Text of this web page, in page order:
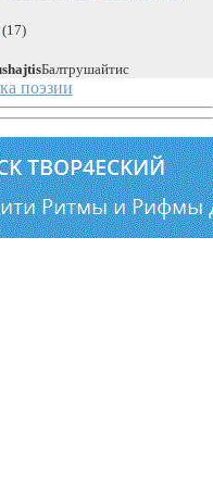
(17)
Балтрушайтис
поэзии